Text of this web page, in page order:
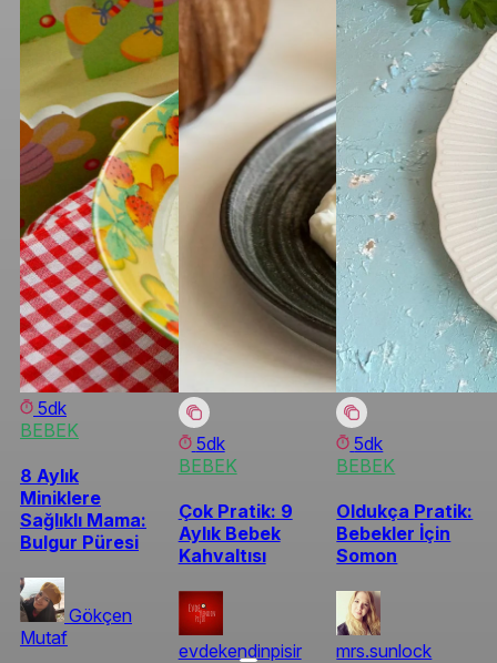
5dk
BEBEK
8 Aylık
Miniklere
Sağlıklı Mama:
Bulgur Püresi
Gökçen
Mutaf
5dk
BEBEK
Çok Pratik: 9
Aylık Bebek
Kahvaltısı
evdekendinpisir
5dk
BEBEK
Oldukça Pratik:
Bebekler İçin
Somon
mrs.sunlock